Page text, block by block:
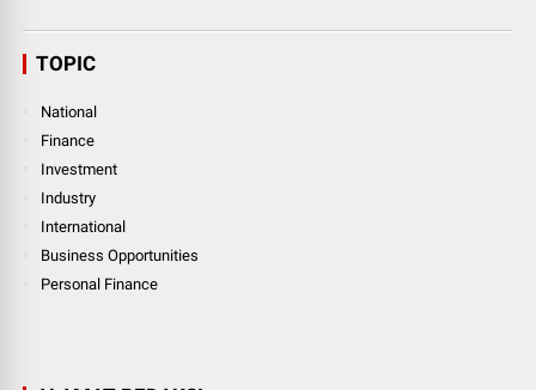
TOPIC
National
Finance
Investment
Industry
International
Business Opportunities
Personal Finance